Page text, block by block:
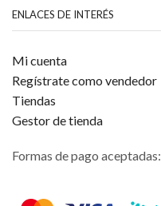
ENLACES DE INTERÉS
Mi cuenta
Regístrate como vendedor
Tiendas
Gestor de tienda
Formas de pago aceptadas: